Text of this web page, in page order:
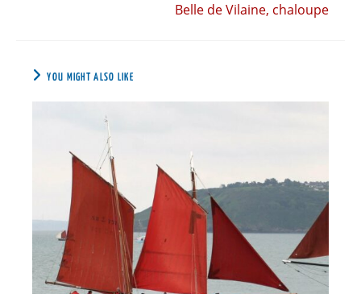
Belle de Vilaine, chaloupe
YOU MIGHT ALSO LIKE